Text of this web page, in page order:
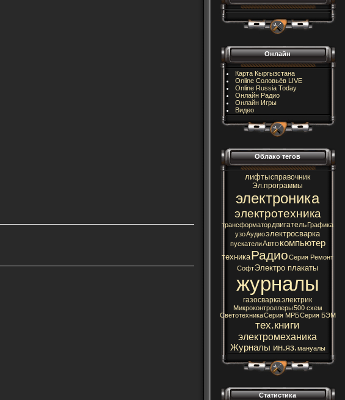
Онлайн
Карта Кыргызстана
Online Соловьёв LIVE
Online Russia Today
Онлайн Радио
Онлайн Игры
Видео
Облако тегов
лифтысправочник
Эл.программы
электроника
электротехника
трансформатордвигательГрафика
узоАудиоэлектросварка
пускателиАвтокомпьютер
техникаРадиоСерия Ремонт
СофтЭлектро плакаты
журналы
газосваркаэлектрик
Микроконтроллеры500 схем
СветотехникаСерия МРБСерия БЭМ
тех.книги
электромеханика
Журналы ин.яз.мануалы
Статистика